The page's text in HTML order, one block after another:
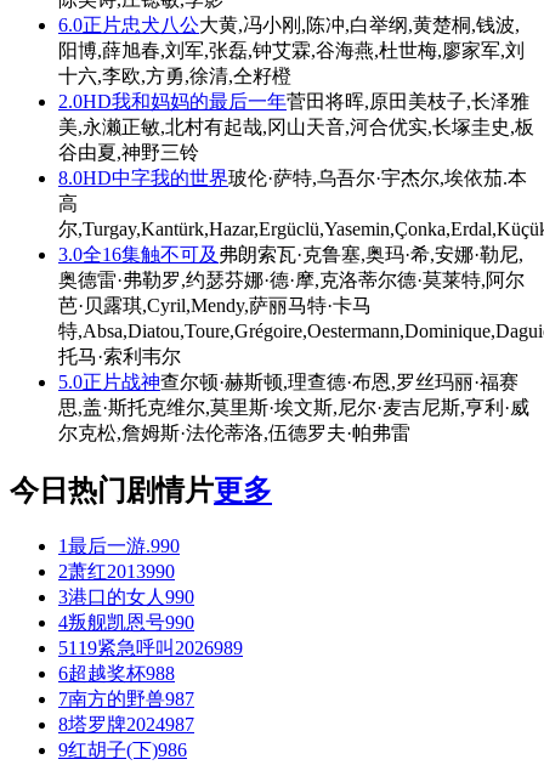
6.0正片忠犬八公大黄,冯小刚,陈冲,白举纲,黄楚桐,钱波,
阳博,薛旭春,刘军,张磊,钟艾霖,谷海燕,杜世梅,廖家军,刘
十六,李欧,方勇,徐清,仝籽橙
2.0HD我和妈妈的最后一年菅田将晖,原田美枝子,长泽雅
美,永濑正敏,北村有起哉,冈山天音,河合优实,长塚圭史,板
谷由夏,神野三铃
8.0HD中字我的世界玻伦·萨特,乌吾尔·宇杰尔,埃依茄.本
高
尔
3.0全16集触不可及 弗朗索瓦·克鲁塞,奥玛·希,安娜·勒尼,
奥德雷·弗勒罗,约瑟芬娜·德·摩,克洛蒂尔德·莫莱特,阿尔
芭·贝露琪,Cyril,Mendy,萨丽马特·卡马
特
托马·索利韦尔
5.0正片战神查尔顿·赫斯顿,理查德·布恩,罗丝玛丽·福赛
思,盖·斯托克维尔,莫里斯·埃文斯,尼尔·麦吉尼斯,亨利·威
尔克松,詹姆斯·法伦蒂洛,伍德罗夫·帕弗雷
今日热门剧情片更多
1最后一游.990
2萧红2013990
3港口的女人 990
4叛舰凯恩号990
5119紧急呼叫2026989
6超越奖杯988
7南方的野兽987
8塔罗牌2024987
9红胡子(下)986